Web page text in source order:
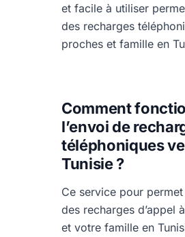
et facile à utiliser
des recharges
proches et famille en
Comment
l’envoi de
téléphoniques
Tunisie ?
Ce service pour permet
des recharges d’appel
et votre famille en